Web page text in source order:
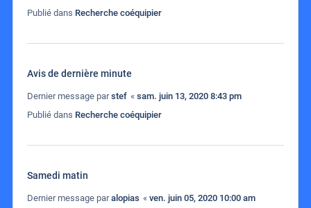
Publié dans Recherche coéquipier
Avis de dernière minute
Dernier message parstef « sam. juin 13, 2020 8:43 pm
Publié dans Recherche coéquipier
Samedi matin
Dernier message paralopias « ven. juin 05, 2020 10:00 am